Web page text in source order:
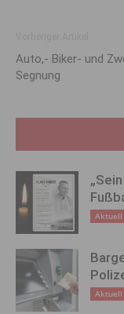
Auto,- Biker- und
Segnung
Aktuell
Aktuell